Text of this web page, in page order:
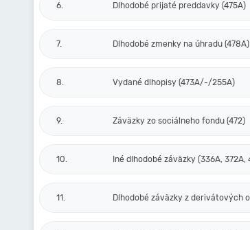
6. Dlhodobé prijaté preddavky (475A)
7. Dlhodobé zmenky na úhradu (478A)
8. Vydané dlhopisy (473A/-/255A)
9. Záväzky zo sociálneho fondu (472)
10. Iné dlhodobé záväzky (336A, 372A,
11. Dlhodobé záväzky z derivátových